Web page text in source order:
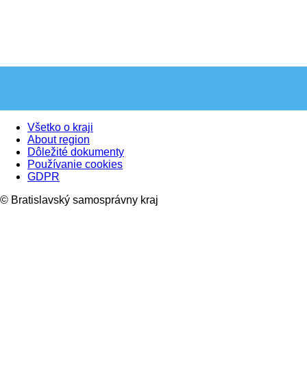
Všetko o kraji
About region
Dôležité dokumenty
Používanie cookies
GDPR
© Bratislavský samosprávny kraj